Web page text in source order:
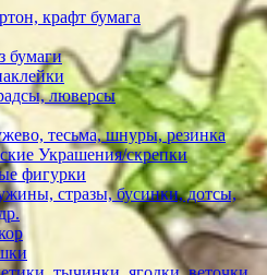
крафт бумага
бумаги
люверсы
тесьма, шнуры, резинка
Украшения/скрепки
фигурки
стразы, бусинки, дотсы,